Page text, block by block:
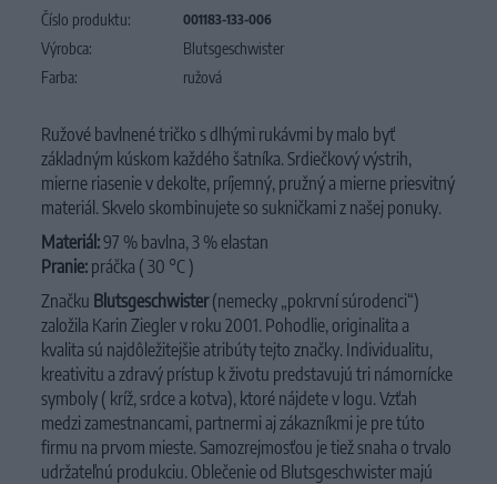
Číslo produktu: 001183-133-006
Výrobca:
Blutsgeschwister
Farba:
ružová
Ružové bavlnené tričko s dlhými rukávmi by malo byť
základným kúskom každého šatníka. Srdiečkový výstrih,
mierne riasenie v dekolte, príjemný, pružný a mierne priesvitný
materiál. Skvelo skombinujete so sukničkami z našej ponuky.
Materiál:97 % bavlna, 3 % elastan
Pranie: práčka ( 30 °C)
Značku Blutsgeschwister(nemecky „pokrvní súrodenci“)
založila Karin Ziegler v roku 2001. Pohodlie, originalita a
kvalita sú najdôležitejšie atribúty tejto značky. Individualitu,
kreativitu a zdravý prístup k životu predstavujú tri námornícke
symboly ( kríž, srdce a kotva), ktoré nájdete v logu. Vzťah
medzi zamestnancami, partnermi aj zákazníkmi je pre túto
firmu na prvom mieste. Samozrejmosťou je tiež snaha o trvalo
udržateľnú produkciu. Oblečenie od Blutsgeschwister majú